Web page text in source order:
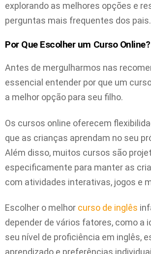
explorando as melhores opções e
perguntas mais frequentes dos pais.
Por Que Escolher um Curso Online?
Antes de mergulharmos nas
essencial entender por que um
a melhor opção para seu filho.
Os cursos online oferecem
que as crianças aprendam no seu
Além disso, muitos cursos são
especificamente para manter as
com atividades interativas, jogos e
Escolher o melhor curso de inglês
depender de vários fatores, como a
seu nível de proficiência em inglês,
aprendizado e preferências